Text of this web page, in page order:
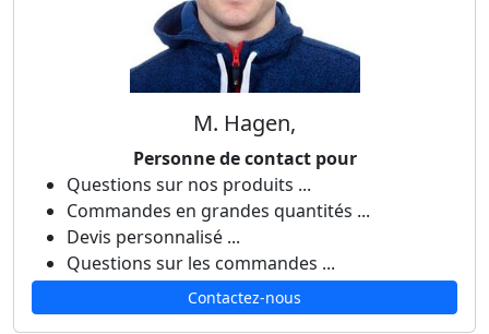
M. Hagen,
Personne de contact pour
Questions sur nos produits ...
Commandes en grandes quantités ...
Devis personnalisé ...
Questions sur les commandes ...
Contactez-nous